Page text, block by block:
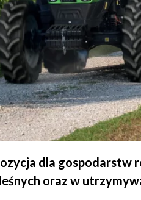
dla gospodarstw
oraz w